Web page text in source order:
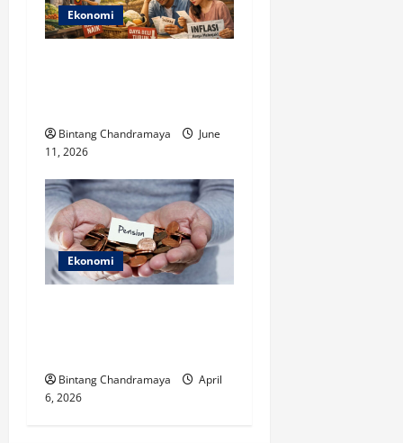
Ekonomi
Bintang Chandramaya
June
11, 2026
Ekonomi
Bintang Chandramaya
April
6, 2026